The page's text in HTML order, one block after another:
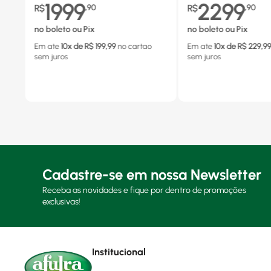
R$1999,90
no boleto ou Pix
Em ate 10x de R$ 199,99 no cartao
sem juros
R$2299,90
no boleto ou Pix
Em ate 10x de R$ 229,99
sem juros
Cadastre-se em nossa Newsletter
Receba as novidades e fique por dentro de promoções
exclusivas!
Institucional